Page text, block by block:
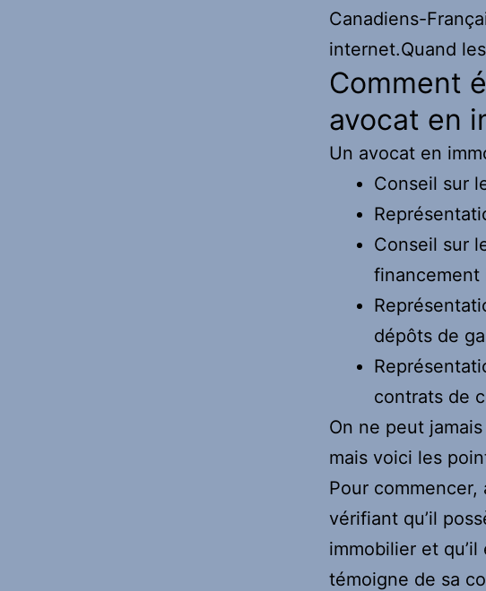
Canadiens-
internet.Quand
Comment
avocat en
Un avocat en
Conseil sur
Conseil sur
financement
dépôts de
contrats de
On ne peut
mais voici les
Pour commencer,
vérifiant qu’il
immobilier et
témoigne de sa